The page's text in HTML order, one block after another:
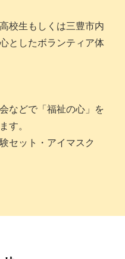
校生もしくは三豊市内
としたボランティア体
などで「福祉の心」を
す。
セット・アイマスク